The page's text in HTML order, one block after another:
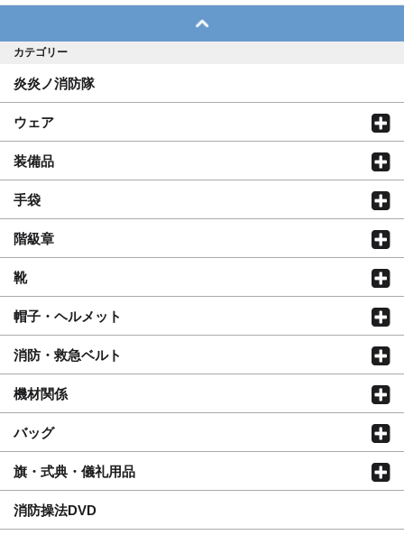
カテゴリー
炎炎ノ消防隊
ウェア
装備品
手袋
階級章
靴
帽子・ヘルメット
消防・救急ベルト
機材関係
バッグ
旗・式典・儀礼用品
消防操法DVD